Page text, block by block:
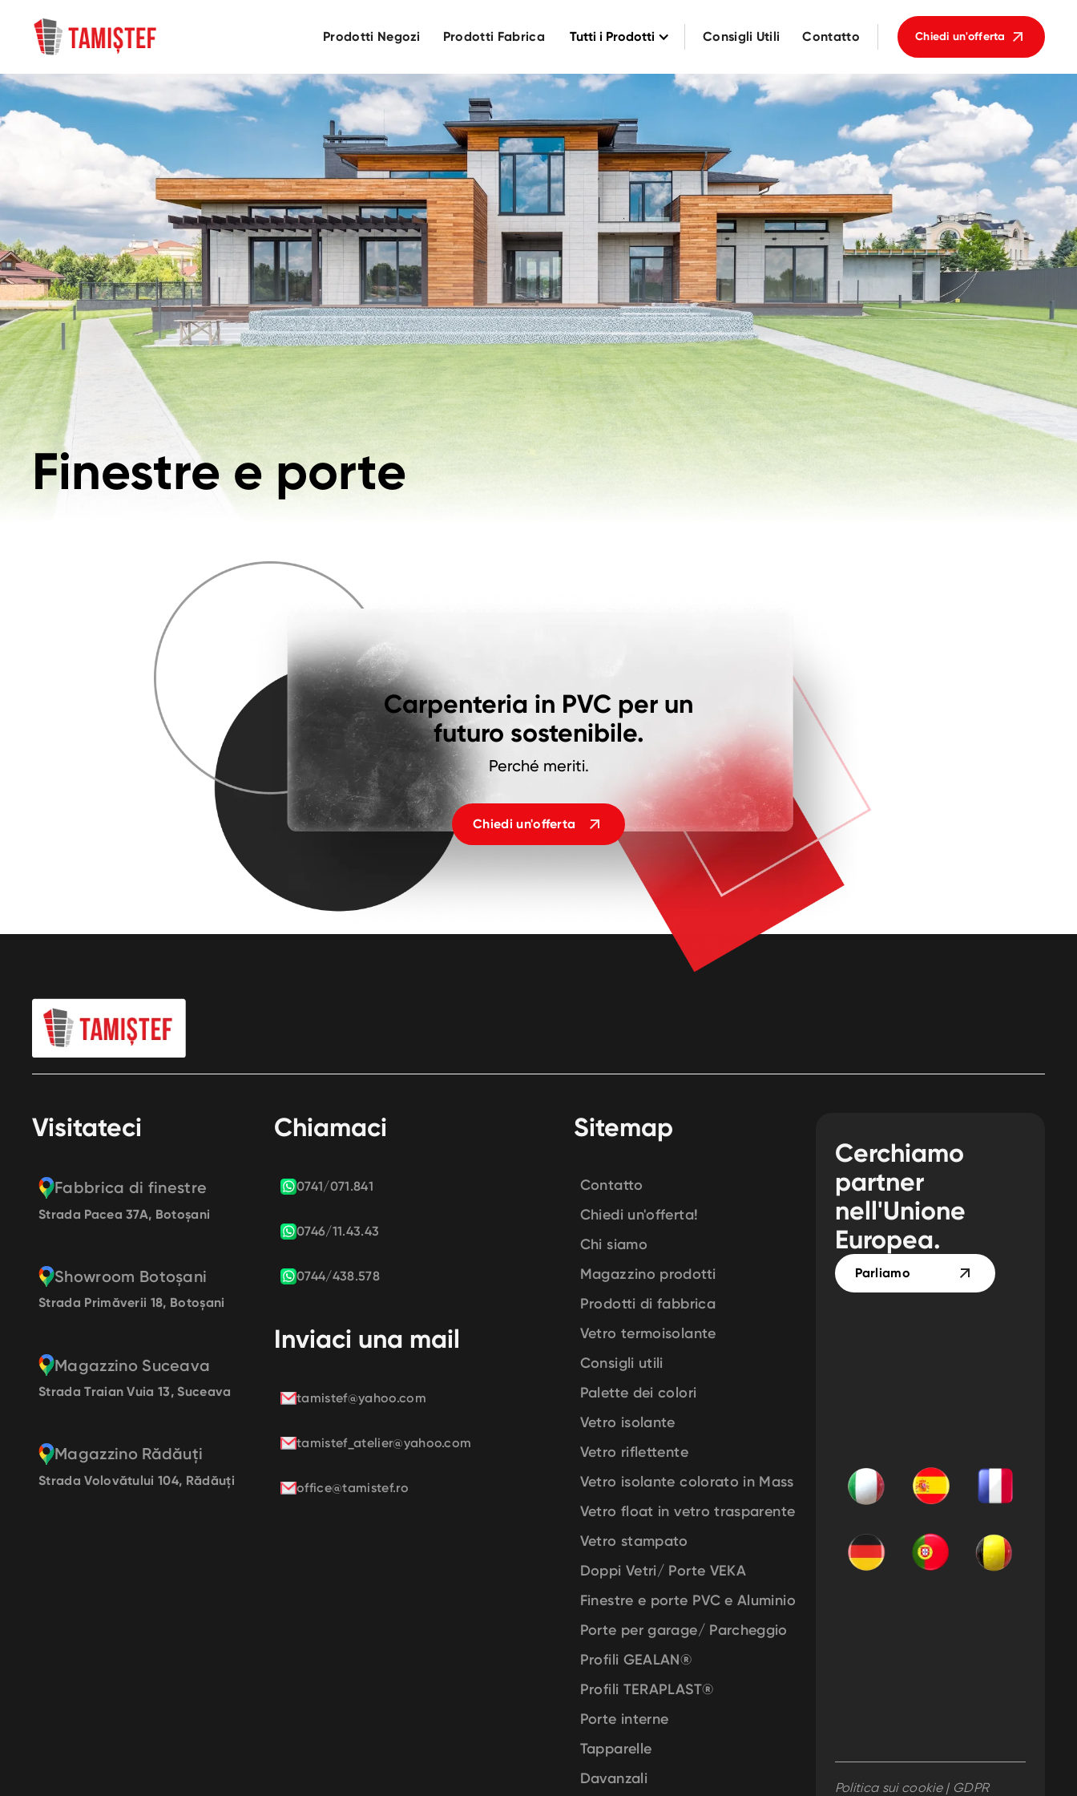
Prodotti Negozi Prodotti Fabrica Tutti i Prodotti Consigli Utili Contatto Chiedi un'offerta
Finestre e porte
Carpenteria in PVC per un
futuro sostenibile.
Perché meriti.
Chiedi un'offerta
Visitateci
Fabbrica di finestre
Strada Pacea 37A, Botoșani
Showroom Botoșani
Strada Primăverii 18, Botoșani
Magazzino Suceava
Strada Traian Vuia 13, Suceava
Magazzino Rădăuți
Strada Volovătului 104, Rădăuți
Chiamaci
0741/071.841
0746/11.43.43
0744/438.578
Inviaci una mail
tamistef@yahoo.com
tamistef_atelier@yahoo.com
office@tamistef.ro
Sitemap
Contatto
Chiedi un'offerta!
Chi siamo
Magazzino prodotti
Prodotti di fabbrica
Vetro termoisolante
Consigli utili
Palette dei colori
Vetro isolante
Vetro riflettente
Vetro isolante colorato in Mass
Vetro float in vetro trasparente
Vetro stampato
Doppi Vetri/ Porte VEKA
Finestre e porte PVC e Aluminio
Porte per garage/ Parcheggio
Profili GEALAN®
Profili TERAPLAST®
Porte interne
Tapparelle
Davanzali
Cerchiamo
partner
nell'Unione
Europea.
Parliamo
Politica sui cookie | GDPR